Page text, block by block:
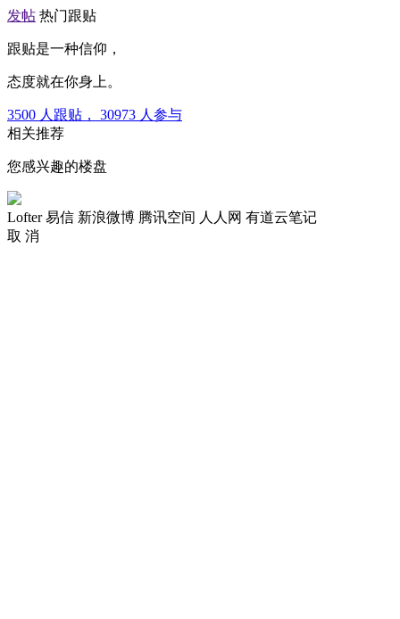
发帖 热门跟贴
跟贴是一种信仰，
态度就在你身上。
3500 人跟贴， 30973 人参与
相关推荐
您感兴趣的楼盘
Lofter 易信 新浪微博 腾讯空间 人人网 有道云笔记
取 消